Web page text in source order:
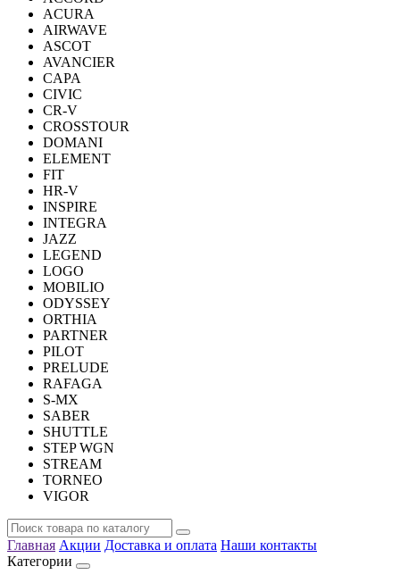
ACURA
AIRWAVE
ASCOT
AVANCIER
CAPA
CIVIC
CR-V
CROSSTOUR
DOMANI
ELEMENT
FIT
HR-V
INSPIRE
INTEGRA
JAZZ
LEGEND
LOGO
MOBILIO
ODYSSEY
ORTHIA
PARTNER
PILOT
PRELUDE
RAFAGA
S-MX
SABER
SHUTTLE
STEP WGN
STREAM
TORNEO
VIGOR
Главная Акции Доставка и оплата Наши контакты
Категории